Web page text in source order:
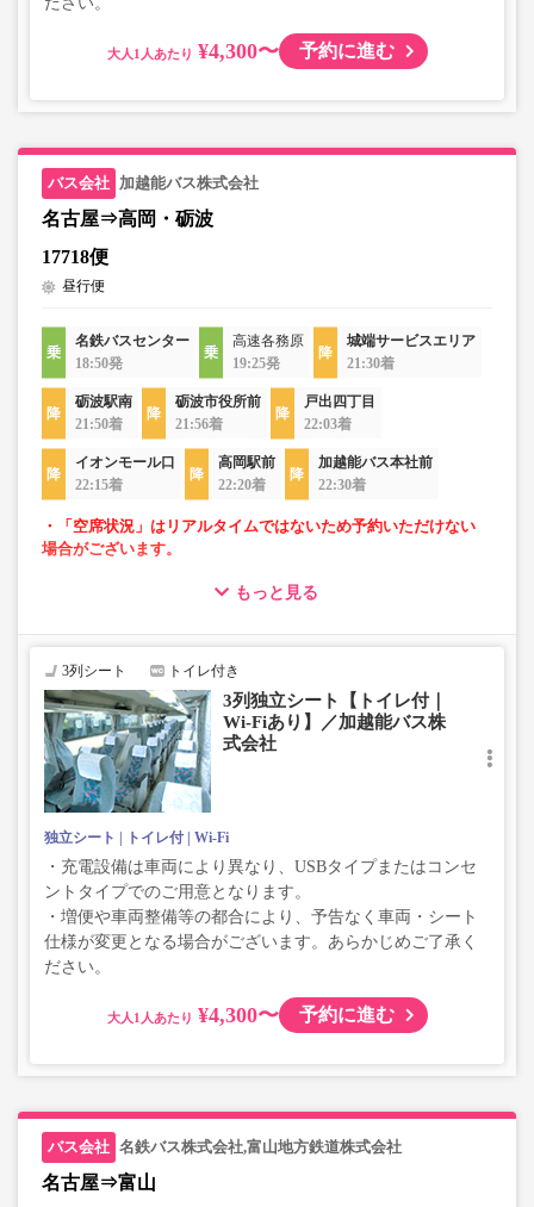
大人 ¥4,300〜 予約に進む
加越能バス株式会社
名古屋⇒高岡・砺波
17718便
昼行便
名鉄バスセンター
18:50発
高速各務原
19:25発
城端サービスエリア
21:30着
砺波駅南
21:50着
砺波市役所前
21:56着
戸出四丁目
22:03着
イオンモール口
22:15着
高岡駅前
22:20着
加越能バス本社前
22:30着
・「空席状況」はリアルタイムではないため予約いただけない
場合がございます。
・ゆったり過ごせる3列独立シート車両での運行
・移動時間を快適に過ごせるWi-Fi付
もっと見る
3列シート トイレ付き
3列独立シート【トイレ付｜
Wi-Fiあり】／加越能バス株
式会社
独立シート トイレ付 Wi-Fi
・充電設備は車両により異なり、USBタイプまたはコンセ
ントタイプでのご用意となります。
・増便や車両整備等の都合により、予告なく車両・シート
仕様が変更となる場合がございます。あらかじめご了承く
ださい。
大人 ¥4,300〜 予約に進む
名鉄バス株式会社,富山地方鉄道株式会社
名古屋⇒富山